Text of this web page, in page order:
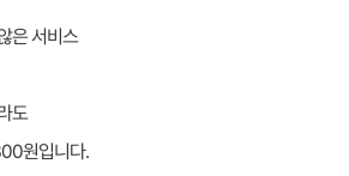
은 서비스
도
원입니다.